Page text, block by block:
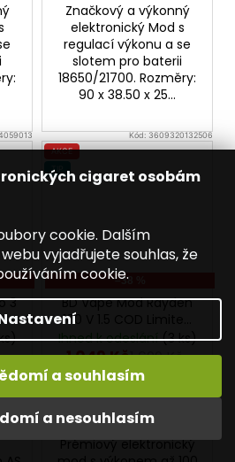
cigaret osobám
cookie. Dalším
vyjadřujete souhlas, že
cookie.
a nesouhlasím
a souhlasím
Značkový a výkonný
elektronický Mod s
regulací výkonu a se
slotem pro baterii
18650/21700. Rozměry:
90 x 38.50 x 25...
3
Kód:3609320132506
AKCE
TIP
–38 %
BD Vape Mod Rayden
100 V 1.5 COD Limited
Edition
Ihned k odeslání(3 ks)
1 049 Kč1 699 Kč
DO KOŠÍKU
Prémiový elektronický